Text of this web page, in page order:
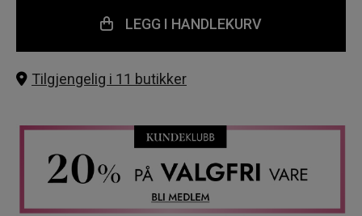
Champ And Choc
Pretty Penny
Back To Black
Burgundy Bestie
LEGG I HANDLEKURV
Tilgjengelig i 11 butikker